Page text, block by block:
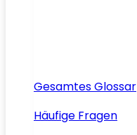
Gesamtes Glossar
Häufige Fragen